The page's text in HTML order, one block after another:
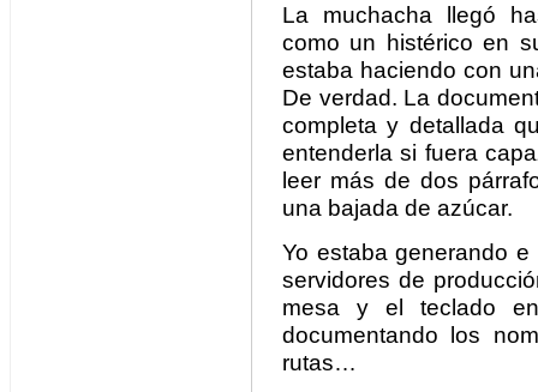
La muchacha llegó
como un histérico en
estaba haciendo con
De verdad. La
completa y detallada
entenderla si fuera
leer más de dos
una bajada de azúcar.
Yo estaba generando
servidores de
mesa y el teclado
documentando los
rutas…